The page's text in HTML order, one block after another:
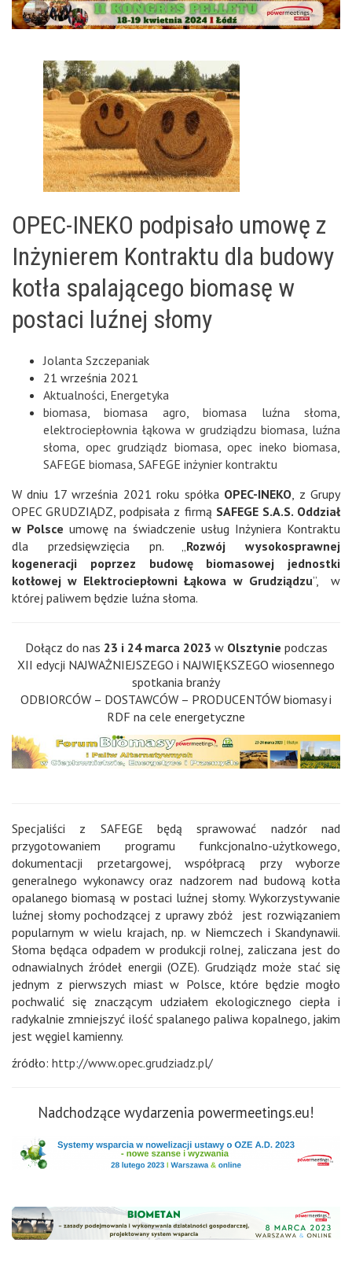
OPEC-INEKO podpisało umowę z
Inżynierem Kontraktu dla budowy
kotła spalającego biomasę w
postaci luźnej słomy
Jolanta Szczepaniak
21 września 2021
Aktualności, Energetyka
biomasa,biomasa agro,biomasa luźna słoma,
elektrociepłownia łąkowa w grudziądzu biomasa, luźna
słoma, opec grudziądz biomasa, opec ineko biomasa,
SAFEGE biomasa, SAFEGE inżynier kontraktu
W dniu 17 września 2021 roku spółka OPEC-INEKO, z Grupy
OPEC GRUDZIĄDZ, podpisała z firmą SAFEGE S.A.S. Oddział
w Polsce umowę na świadczenie usług Inżyniera Kontraktu
dla przedsięwzięcia pn. „Rozwój wysokosprawnej
kogeneracji poprzez budowę biomasowej jednostki
kotłowej w Elektrociepłowni Łąkowa w Grudziądzu”, w
której paliwem będzie luźna słoma.
Dołącz do nas 23 i 24 marca 2023 wOlsztynie podczas
XII edycji NAJWAŻNIEJSZEGO i NAJWIĘKSZEGO wiosennego
spotkania branży
ODBIORCÓW – DOSTAWCÓW – PRODUCENTÓW biomasy i
RDF na cele energetyczne
Specjaliści z SAFEGE będą sprawować nadzór nad
przygotowaniem programu funkcjonalno-użytkowego,
dokumentacji przetargowej, współpracą przy wyborze
generalnego wykonawcy oraz nadzorem nad budową kotła
opalanego biomasą w postaci luźnej słomy. Wykorzystywanie
luźnej słomy pochodzącej z uprawy zbóż jest rozwiązaniem
popularnym w wielu krajach, np. w Niemczech i Skandynawii.
Słoma będąca odpadem w produkcji rolnej, zaliczana jest do
odnawialnych źródeł energii (OZE). Grudziądz może stać się
jednym z pierwszych miast w Polsce, które będzie mogło
pochwalić się znaczącym udziałem ekologicznego ciepła i
radykalnie zmniejszyć ilość spalanego paliwa kopalnego, jakim
jest węgiel kamienny.
źródło: http://www.opec.grudziadz.pl/
Nadchodzące wydarzenia powermeetings.eu!